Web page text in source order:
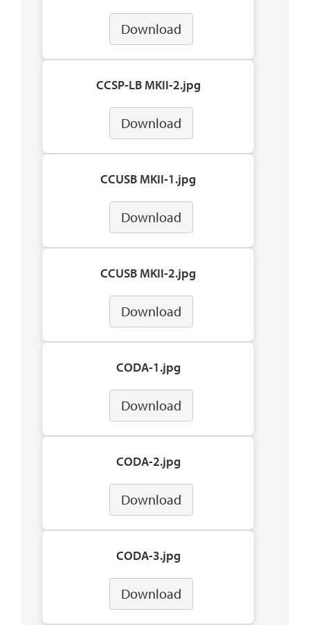
Download
CCSP-LB MKII-2.jpg
Download
CCUSB MKII-1.jpg
Download
CCUSB MKII-2.jpg
Download
CODA-1.jpg
Download
CODA-2.jpg
Download
CODA-3.jpg
Download